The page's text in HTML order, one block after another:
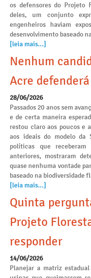
os defensores do Projeto
deles, um conjunto
engenheiros haviam
desenvolvimento baseado
[leia mais...]
Nenhum
Acre
28/06/2026
Passados 20 anos sem
e de certa maneira
restou claro aos poucos e
aos ideais do modelo da
políticas que receberam
anteriores, mostraram
quase nenhuma vontade
baseado na biodiversidade
[leia mais...]
Quinta
Projeto
responder
14/06/2026
Planejar a matriz